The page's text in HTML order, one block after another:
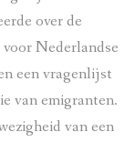
over de
Nederlandse
een vragenlijst
van emigranten.
van een